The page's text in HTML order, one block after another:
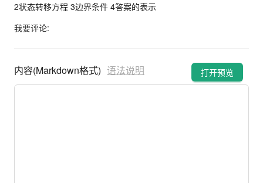
2状态转移方程 3边界条件 4答案的表示
我要评论:
内容(Markdown格式) 语法说明 打开预览